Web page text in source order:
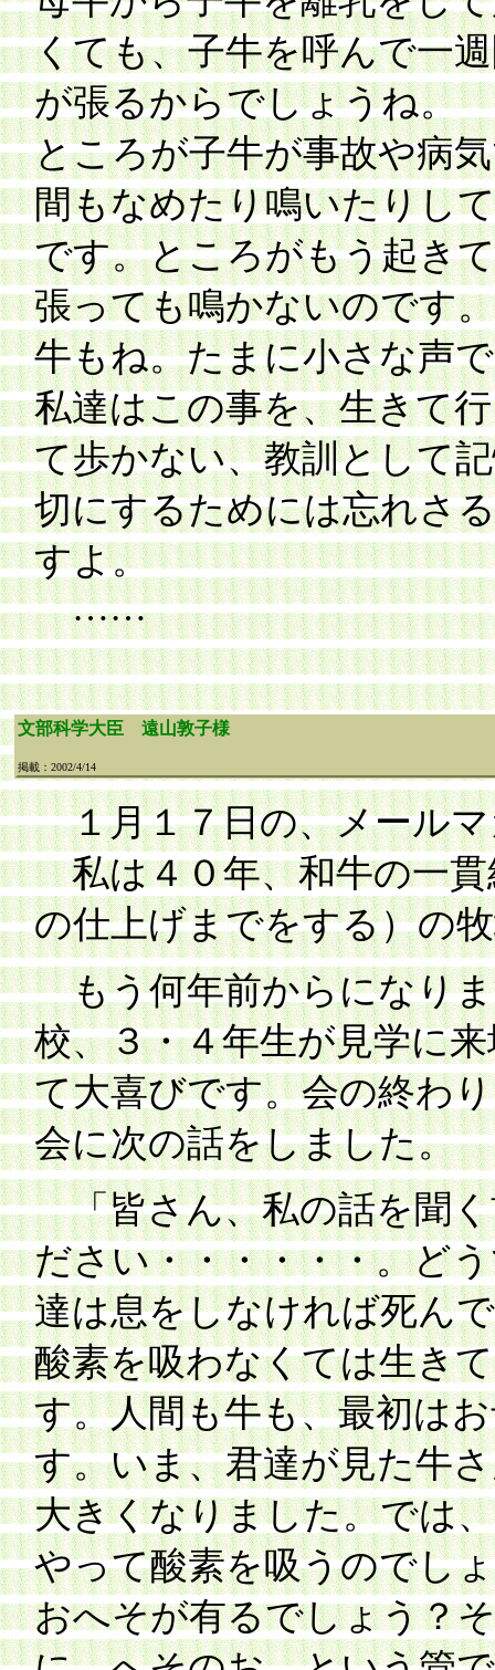
くても、子牛を呼んで一
が張るからでしょうね。
ところが子牛が事故や病
間もなめたり鳴いたりし
です。ところがもう起き
張っても鳴かないのです
牛もね。たまに小さな声
私達はこの事を、生きて
て歩かない、教訓として
切にするためには忘れさ
すよ。
……
文部科学大臣 遠山敦子様
掲載：2002/4/14
１月１７日の、メールマ
私は４０年、和牛の一貫
の仕上げまでをする）の
もう何年前からになりま
校、３・４年生が見学に
て大喜びです。会の終わ
会に次の話をしました。
「皆さん、私の話を聞く
ださい・・・・・・。ど
達は息をしなければ死ん
酸素を吸わなくては生き
す。人間も牛も、最初は
す。いま、君達が見た牛
大きくなりました。では
やって酸素を吸うのでし
おへそが有るでしょう？